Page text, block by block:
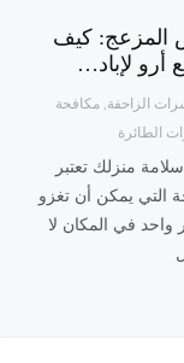
المزعج: كيف
أرو لإباد…
الزاحفة ,مكافحة
الطائرة
منزلك تعتبر
التي يمكن أن تغزو
واحد في المكان لا